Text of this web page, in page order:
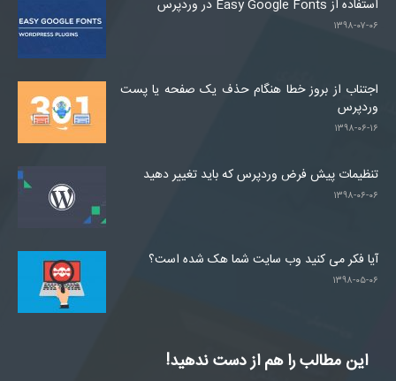
استفاده از Easy Google Fonts در وردپرس
۱۳۹۸-۰۷-۰۶
اجتناب از بروز خطا هنگام حذف یک صفحه یا پست
وردپرس
۱۳۹۸-۰۶-۱۶
تنظیمات پیش فرض وردپرس که باید تغییر دهید
۱۳۹۸-۰۶-۰۶
آیا فکر می کنید وب سایت شما هک شده است؟
۱۳۹۸-۰۵-۰۶
این مطالب را هم از دست ندهید!